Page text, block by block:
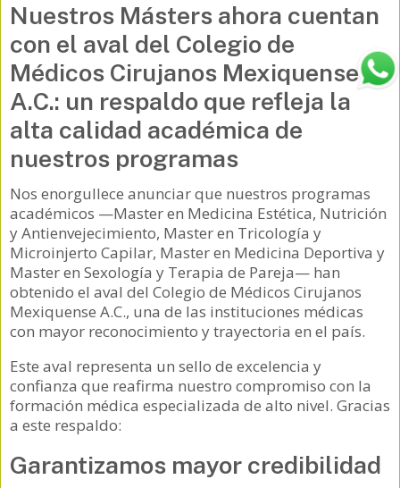
Nuestros Másters ahora cuentan
con el aval del Colegio de
Médicos Cirujanos Mexiquense
A.C.: un respaldo que refleja la
alta calidad académica de
nuestros programas
Nos enorgullece anunciar que nuestros programas
académicos —Master en Medicina Estética, Nutrición
y Antienvejecimiento, Master en Tricología y
Microinjerto Capilar, Master en Medicina Deportiva y
Master en Sexología y Terapia de Pareja— han
obtenido el aval del Colegio de Médicos Cirujanos
Mexiquense A.C., una de las instituciones médicas
con mayor reconocimiento y trayectoria en el país.
Este aval representa un sello de excelencia y
confianza que reafirma nuestro compromiso con la
formación médica especializada de alto nivel. Gracias
a este respaldo:
Garantizamos mayor credibilidad